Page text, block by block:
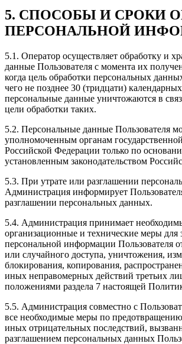
5. СПОСОБЫ И СРОКИ
ПЕРСОНАЛЬНОЙ
5.1. Оператор осуществляет обработку и
данные Пользователя с момента их
когда цель обработки персональных
чего не позднее 30 (тридцати)
персональные данные уничтожаются в
цели обработки таких.
5.2. Персональные данные Пользователя
уполномоченным органам
Российской Федерации только по
установленным законодательством
5.3. При утрате или разглашении
Администрация информирует
разглашении персональных данных.
5.4. Администрация принимает
организационные и технические меры для
персональной информации Пользователя
или случайного доступа, уничтожения,
блокирования, копирования,
иных неправомерных действий третьих
положениями раздела 7 настоящей
5.5. Администрация совместно с
все необходимые меры по
иных отрицательных последствий,
разглашением персональных данных